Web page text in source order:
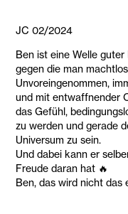
JC 02/2024
Ben ist eine Welle
gegen die man
Unvoreingenommen,
und mit entwaffnender
das Gefühl,
zu werden und gerade
Universum zu sein.
Und dabei kann er
Freude daran hat 🔥
Ben, das wird nicht das